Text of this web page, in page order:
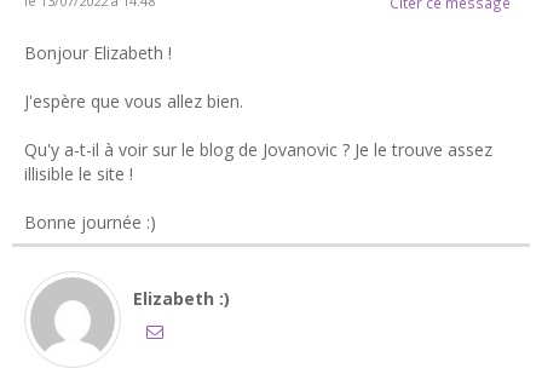
Bonjour Elizabeth !
J'espère que vous allez bien.
Qu'y a-t-il à voir sur le blog de Jovanovic ? Je le trouve assez
illisible le site !
Bonne journée :)
Elizabeth :)